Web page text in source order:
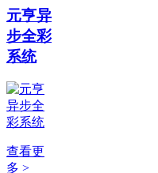
元亨异
步全彩
系统
查看更
多 >